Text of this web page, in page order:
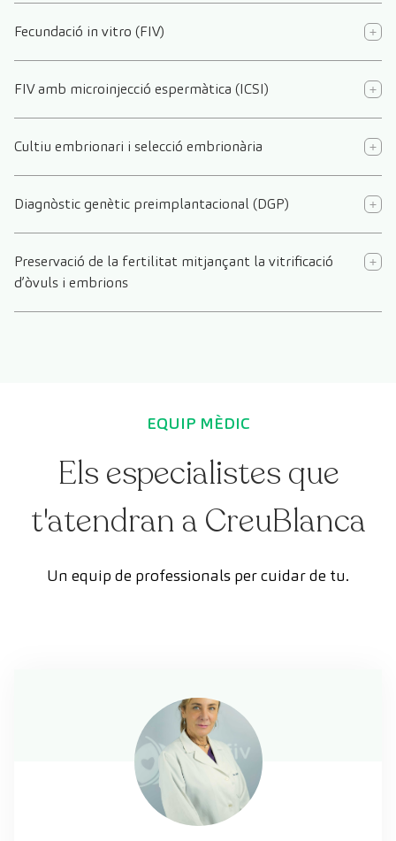
Fecundació in vitro (FIV)
FIV amb microinjecció espermàtica (ICSI)
Cultiu embrionari i selecció embrionària
Diagnòstic genètic preimplantacional (DGP)
Preservació de la fertilitat mitjançant la vitrificació
d’òvuls i embrions
EQUIP MÈDIC
Els especialistes que
t'atendran a CreuBlanca
Un equip de professionals per cuidar de tu.